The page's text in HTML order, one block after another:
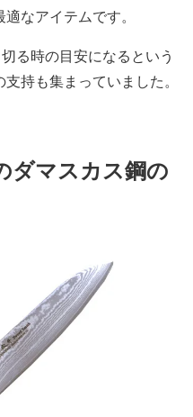
なアイテムです。
る時の目安になるという
持も集まっていました。
ダマスカス鋼の